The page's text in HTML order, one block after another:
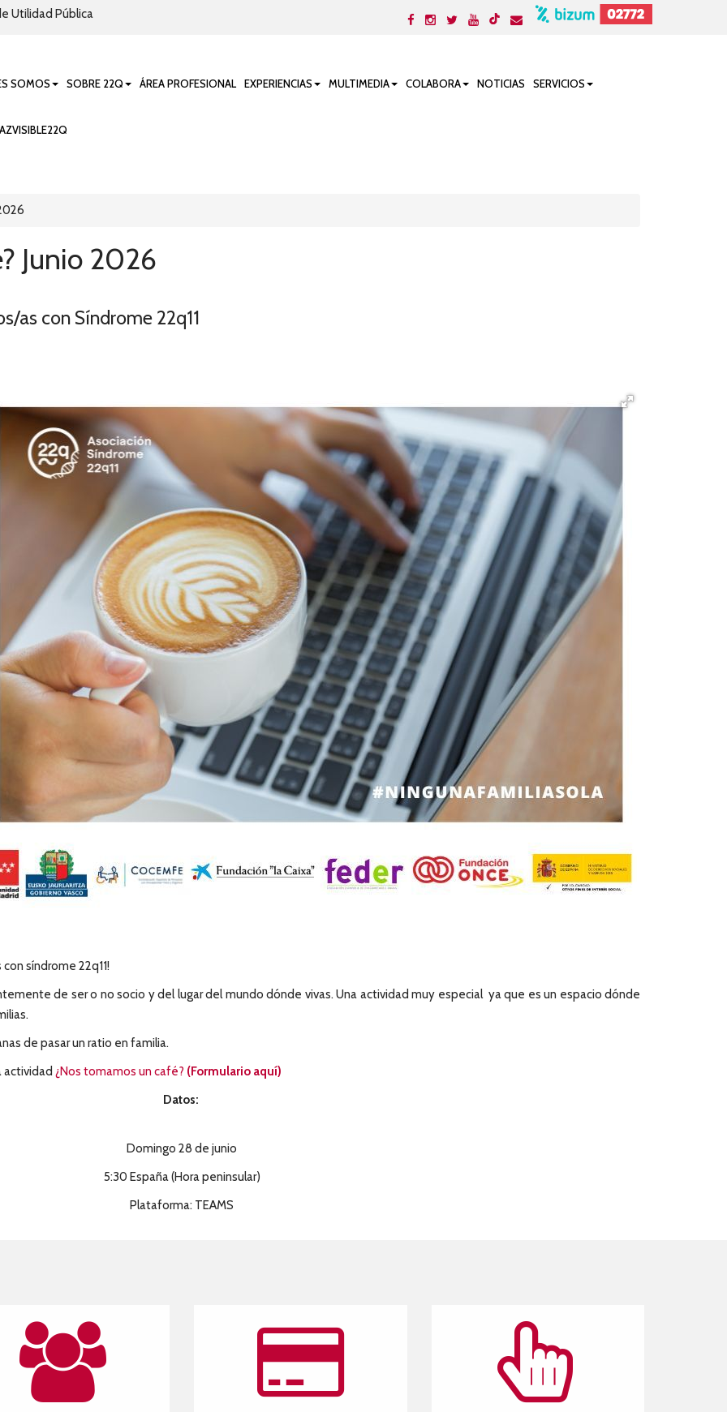
Utilidad Pública
SOMOS SOBRE 22Q ÁREA PROFESIONAL EXPERIENCIAS MULTIMEDIA COLABORA NOTICIAS SERVICIOS
Junio 2026
as con Síndrome 22q11
síndrome 22q11!
de ser o no socio y del lugar del mundo dónde vivas. Una actividad muy especial ya que es un espacio dónde
de pasar un ratio en familia.
actividad ¿Nos tomamos un café? (Formulario aquí)
Datos:
Domingo 28 de junio
5:30 España (Hora peninsular)
Plataforma: TEAMS